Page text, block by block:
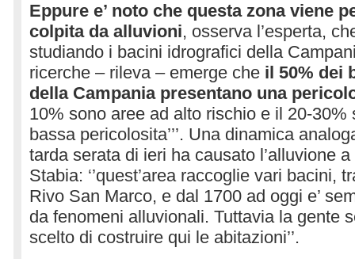
Eppure e’ noto che questa zona viene
colpita da alluvioni, osserva l’esperta,
studiando i bacini idrografici della
ricerche – rileva – emerge che il 50% dei
della Campania presentano una
10% sono aree ad alto rischio e il 20-30%
bassa pericolosita’’’. Una dinamica
tarda serata di ieri ha causato l’alluvione
Stabia: ‘’quest’area raccoglie vari bacini,
Rivo San Marco, e dal 1700 ad oggi e’
da fenomeni alluvionali. Tuttavia la gente
scelto di costruire qui le abitazioni’’.